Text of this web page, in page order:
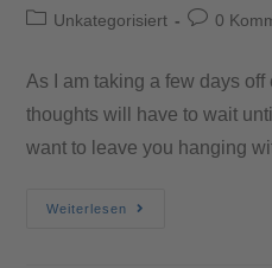
Unkategorisiert
0
As I am taking a few days
thoughts will have to wait
want to leave you hanging
Weiterlesen